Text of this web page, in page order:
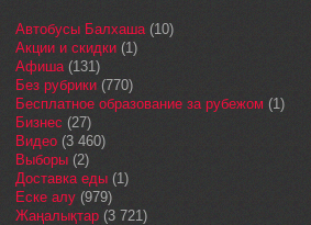
Автобусы Балхаша(10)
Акции и скидки (1)
Афиша(131)
Без рубрики (770)
Бесплатное образование за рубежом (1)
Бизнес (27)
Видео (3 460)
Выборы (2)
Доставка еды (1)
Еске алу (979)
Жаңалықтар (3 721)